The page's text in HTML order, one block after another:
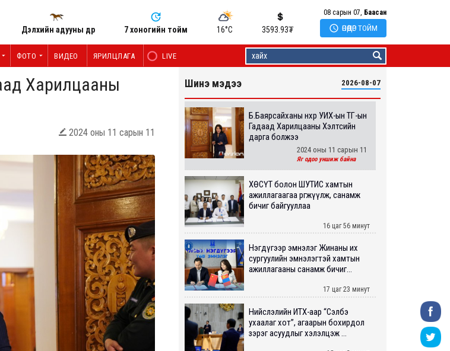
Дэлхийн адууны өдөр 7 хоногийн тойм 16°C 3593.93₮
08 сарын 07, Баасан
 ӨНӨӨДӨР ТОЙМ
ФОТО ВИДЕО ЯРИЛЦЛАГА LIVE
Харилцааны
 2024 оны 11 сарын 11
Шинэ мэдээ 2026-08-07
Б.Баярсайханы нөхөр УИХ-ын ТГ-ын
Гадаад Харилцааны Хэлтсийн
дарга болжээ
2024 оны 11 сарын 11
Яг одоо уншиж байна
ХӨСҮТ болон ШУТИС хамтын
ажиллагаагаа өргөжүүлж, санамж
бичиг байгууллаа
16 цаг 56 минут
Нэгдүгээр эмнэлэг Жинаны их
сургуулийн эмнэлэгтэй хамтын
ажиллагааны санамж бичиг...
17 цаг 23 минут
Нийслэлийн ИТХ-аар “Сэлбэ
ухаалаг хот”, агаарын бохирдол
зэрэг асуудлыг хэлэлцэж ...